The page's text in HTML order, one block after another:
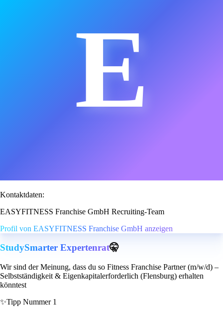
E
Kontaktdaten:
EASYFITNESS Franchise GmbH Recruiting-Team
Profil von EASYFITNESS Franchise GmbH anzeigen
StudySmarter Expertenrat🤫
Wir sind der Meinung, dass du so Fitness Franchise Partner (m/w/d) –
Selbstständigkeit & Eigenkapitalerforderlich (Flensburg) erhalten
könntest
✨Tipp Nummer 1